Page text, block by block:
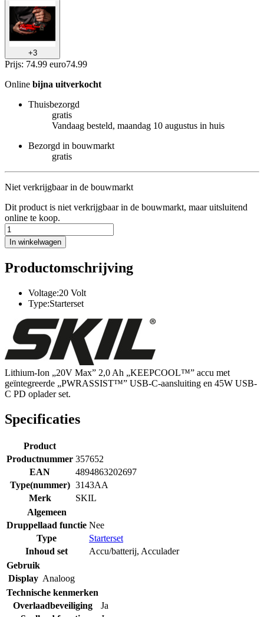
+3
Prijs: 74.99 euro74.99
Online bijna uitverkocht
Thuisbezorgd
gratis
Vandaag besteld, maandag 10 augustus in huis
Bezorgd in bouwmarkt
gratis
Niet verkrijgbaar in de bouwmarkt
Dit product is niet verkrijgbaar in de bouwmarkt, maar uitsluitend
online te koop.
In winkelwagen
Productomschrijving
Voltage:20 Volt
Type:Starterset
Lithium-Ion „20V Max” 2,0 Ah „KEEPCOOL™” accu met
geïntegreerde „PWRASSIST™” USB-C-aansluiting en 45W USB-
C PD oplader set.
Specificaties
Product
Productnummer 357652
EAN
4894863202697
Type(nummer) 3143AA
Merk
SKIL
Algemeen
Druppellaad functie Nee
Type
Starterset
Inhoud set
Accu/batterij, Acculader
Gebruik
Display Analoog
Technische kenmerken
Overlaadbeveiliging
Ja